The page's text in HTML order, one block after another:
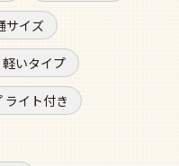
サイズ
いタイプ
ライト付き